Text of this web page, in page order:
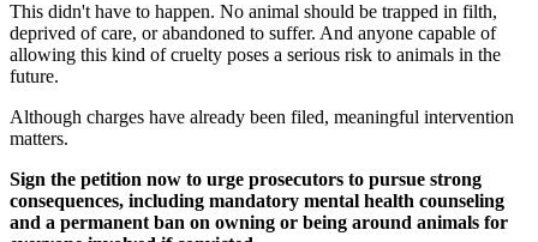
This didn't have to happen. No animal should be trapped in filth,
deprived of care, or abandoned to suffer. And anyone capable of
allowing this kind of cruelty poses a serious risk to animals in the
future.
Although charges have already been filed, meaningful intervention
matters.
Sign the petition now to urge prosecutors to pursue strong
consequences, including mandatory mental health counseling
and a permanent ban on owning or being around animals for